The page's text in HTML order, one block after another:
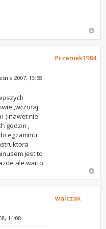
2007, 13:58
,wczoraj
:) nawet nie
godzin ,
egzaminu
jest to
ale warto.
Przemek1984
14:08
walczak